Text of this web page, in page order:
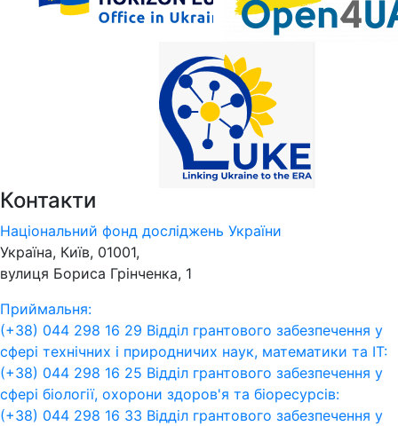
Контакти
Національний фонд досліджень України
Україна, Київ, 01001,
вулиця Бориса Грінченка, 1
Приймальня:
(+38) 044 298 16 29 Відділ грантового забезпечення у
сфері технічних і природничих наук, математики та ІТ:
(+38) 044 298 16 25 Відділ грантового забезпечення у
сфері біології, охорони здоров'я та біоресурсів:
(+38) 044 298 16 33 Відділ грантового забезпечення у